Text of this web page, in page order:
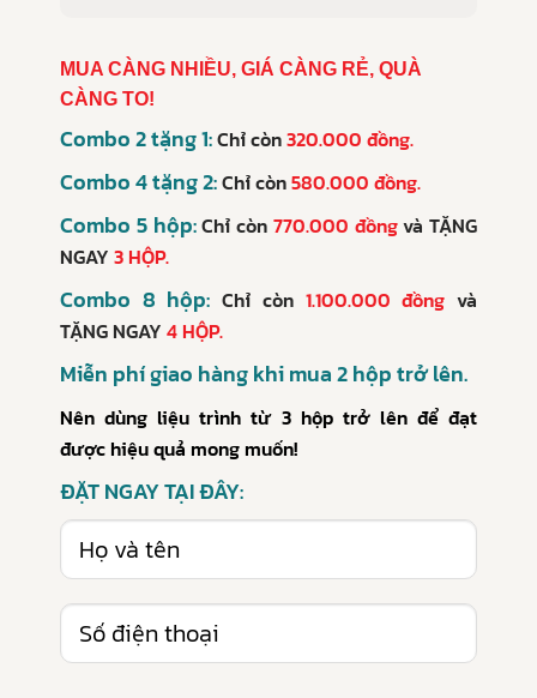
MUA CÀNG NHIỀU, GIÁ CÀNG RẺ, QUÀ
CÀNG TO!
Combo 2 tặng 1:Chỉ còn320.000 đồng.
Combo 4 tặng 2:Chỉ còn580.000 đồng.
Combo 5 hộp:Chỉ còn 770.000 đồngvà TẶNG
NGAY 3 HỘP.
Combo 8 hộp: Chỉ còn1.100.000 đồngvà
TẶNG NGAY 4 HỘP.
Miễn phí giao hàng khi mua 2 hộp trở lên.
Nên dùng liệu trình từ 3 hộp trở lên để đạt
được hiệu quả mong muốn!
ĐẶT NGAY TẠI ĐÂY: